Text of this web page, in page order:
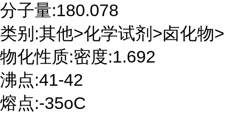
分子量:180.078
类别:其他>化学试剂>卤化物>
物化性质:密度:1.692
沸点:41-42
熔点:-35oC